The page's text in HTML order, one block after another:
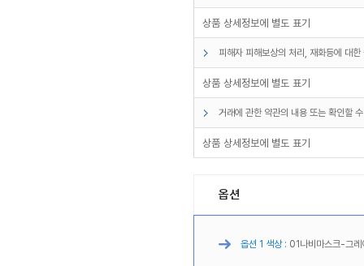
상품 상세정보에 별도 표기
피해자 피해보상의 처리, 재화등에 대
상품 상세정보에 별도 표기
거래에 관한 약관의 내용 또는 확인할
상품 상세정보에 별도 표기
옵션
옵션 1 색상 : 01나비마스크-그